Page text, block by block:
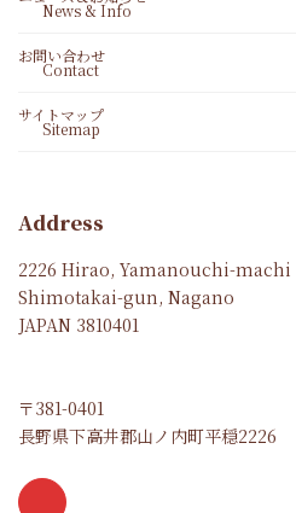
News & Info
お問い合わせ
Contact
サイトマップ
Sitemap
Address
2226 Hirao, Yamanouchi-machi
Shimotakai-gun, Nagano
JAPAN 3810401
〒381-0401
長野県下高井郡山ノ内町平穏2226